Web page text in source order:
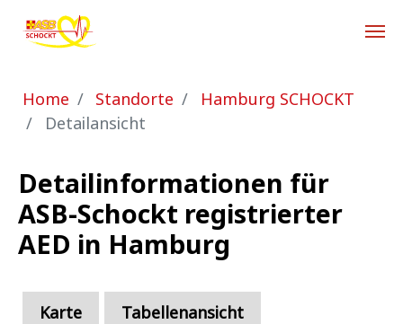
Zum Hauptinhalt springen
Sie sind hier:
Home Standorte
Hamburg SCHOCKT
Detailansicht
Detailinformationen für
ASB-Schockt registrierter
AED in Hamburg
Karte Tabellenansicht